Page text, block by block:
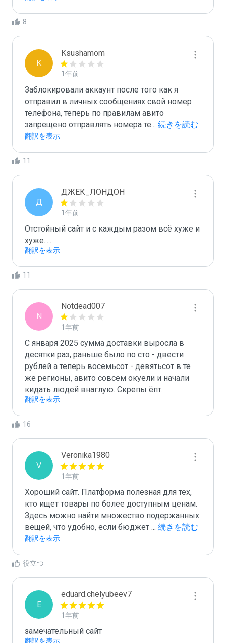
8
K
Ksushamom
1年前
Заблокировали аккаунт после того как я
отправил в личных сообщениях свой номер
телефона, теперь по правилам авито
запрещено отправлять номера те... 続きを読む
翻訳を表示
11
Д
ДЖЕК_ЛОНДОН
1年前
Отстойный сайт и с каждым разом всё хуже и
хуже.....
翻訳を表示
11
N
Notdead007
1年前
С января 2025 сумма доставки выросла в
десятки раз, раньше было по сто - двести
рублей а теперь восемьсот - девятьсот в те
же регионы, авито совсем окуели и начали
кидать людей внаглую. Скрепы ёпт.
翻訳を表示
16
V
Veronika1980
1年前
Хороший сайт. Платформа полезная для тех,
кто ищет товары по более доступным ценам.
Здесь можно найти множество подержанных
вещей, что удобно, если бюджет ... 続きを読む
翻訳を表示
役立つ
E
eduard.chelyubeev7
1年前
замечательный сайт
翻訳を表示